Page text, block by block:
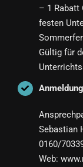
– 1 Rabatt
festen
Gültig für
Sebastian
0160/
Web: